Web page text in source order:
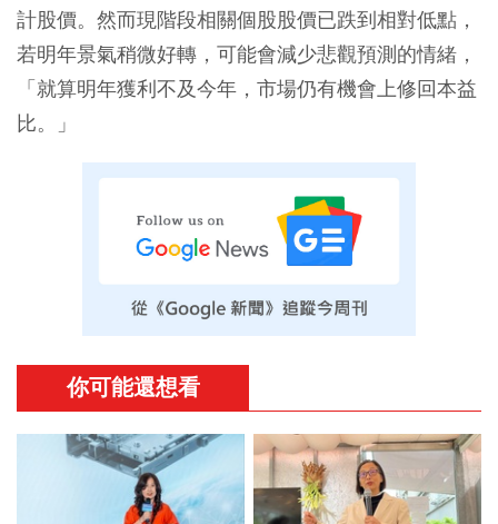
計股價。然而現階段相關個股股價已跌到相對低點，
若明年景氣稍微好轉，可能會減少悲觀預測的情緒，
「就算明年獲利不及今年，市場仍有機會上修回本益
比。」